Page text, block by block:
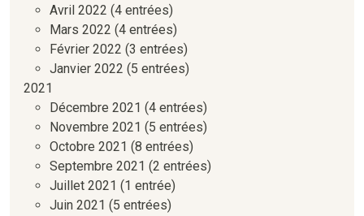
Avril 2022 (4 entrées)
Mars 2022 (4 entrées)
Février 2022 (3 entrées)
Janvier 2022 (5 entrées)
2021
Décembre 2021 (4 entrées)
Novembre 2021 (5 entrées)
Octobre 2021 (8 entrées)
Septembre 2021 (2 entrées)
Juillet 2021 (1 entrée)
Juin 2021 (5 entrées)